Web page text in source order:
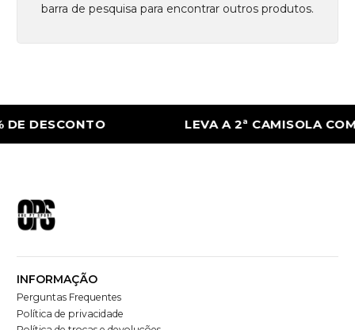
barra de pesquisa para encontrar outros produtos.
DESCONTO LEVA A 2ª CAMISOLA
INFORMAÇÃO
Perguntas Frequentes
Política de privacidade